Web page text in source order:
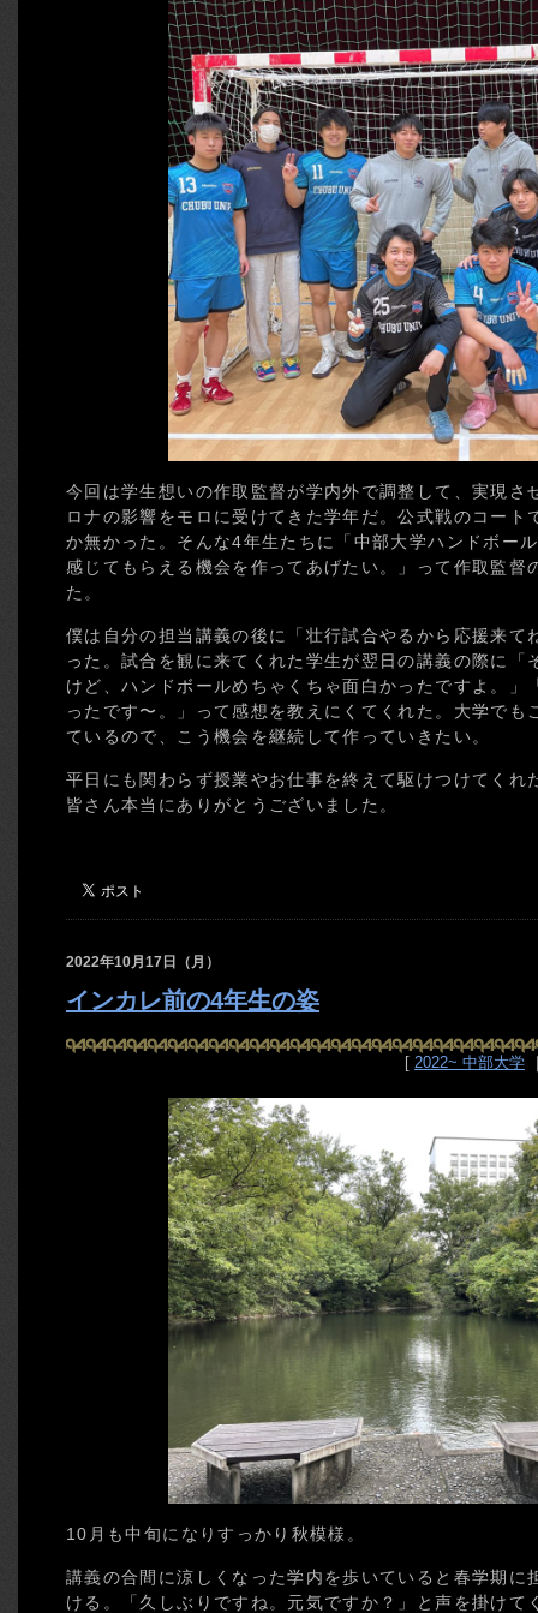
今回は学生想いの作取監督が学内外で調整して、実現さ
ロナの影響をモロに受けてきた学年だ。公式戦のコート
か無かった。そんな4年生たちに「中部大学ハンドボー
感じてもらえる機会を作ってあげたい。」って作取監督
た。
僕は自分の担当講義の後に「壮行試合やるから応援来て
った。試合を観に来てくれた学生が翌日の講義の際に「
けど、ハンドボールめちゃくちゃ面白かったですよ。
ったです〜。」って感想を教えにくてくれた。大学でも
ているので、こう機会を継続して作っていきたい。
平日にも関わらず授業やお仕事を終えて駆けつけてくれ
皆さん本当にありがとうございました。
2022年10月17日（月）
インカレ前の4年生の姿
[ 2022~ 中部大学
10月も中旬になりすっかり秋模様。
講義の合間に涼しくなった学内を歩いていると春学期に
ける。「久しぶりですね。元気ですか？」と声を掛けて